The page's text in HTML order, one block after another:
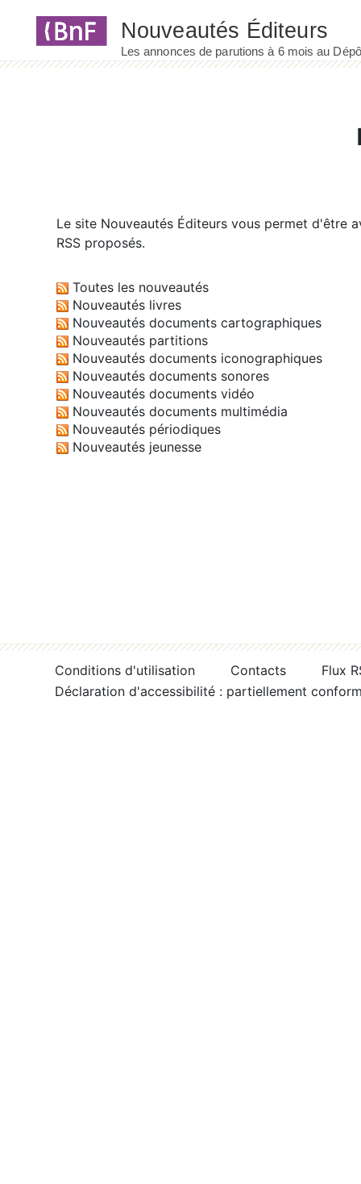
Le site Nouveautés Éditeurs vous permet d'être
RSS proposés.
Toutes les nouveautés
Nouveautés livres
Nouveautés documents cartographiques
Nouveautés partitions
Nouveautés documents iconographiques
Nouveautés documents sonores
Nouveautés documents vidéo
Nouveautés documents multimédia
Nouveautés périodiques
Nouveautés jeunesse
Conditions d'utilisation Contacts
Flux
Déclaration d'accessibilité : partiellement